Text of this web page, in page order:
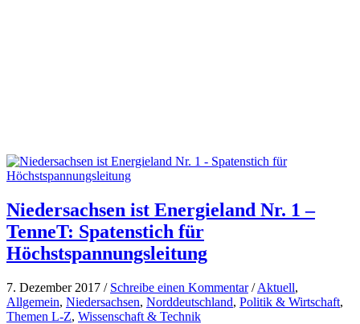
Niedersachsen ist Energieland Nr. 1 –
TenneT: Spatenstich für
Höchstspannungsleitung
7. Dezember 2017 / Schreibe einen Kommentar /Aktuell,
Allgemein, Niedersachsen, Norddeutschland, Politik & Wirtschaft,
Themen L-Z, Wissenschaft & Technik